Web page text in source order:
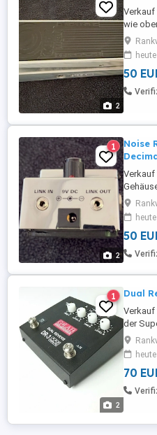
2
Verkauf
wie
50
2
1
Noise
solange
ist
50
2
1 Dual
Verkauf
der
ist eine
70